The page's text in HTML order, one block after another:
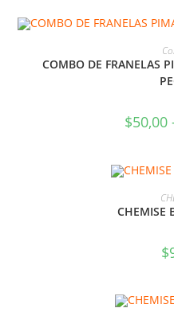
COMBO DE FRANELAS
$50,00
CHEMISE
$